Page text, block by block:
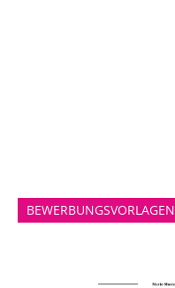
BEWERBUNGSVORLAGEN